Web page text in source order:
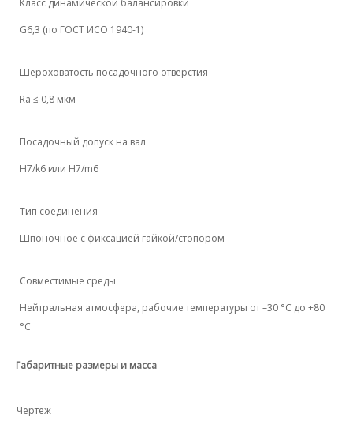
Класс динамической балансировки
G6,3 (по ГОСТ ИСО 1940-1)
Шероховатость посадочного отверстия
Ra ≤ 0,8 мкм
Посадочный допуск на вал
H7/k6 или H7/m6
Тип соединения
Шпоночное с фиксацией гайкой/стопором
Совместимые среды
Нейтральная атмосфера, рабочие температуры от –30 °C до +80
°C
Габаритные размеры и масса
Чертеж